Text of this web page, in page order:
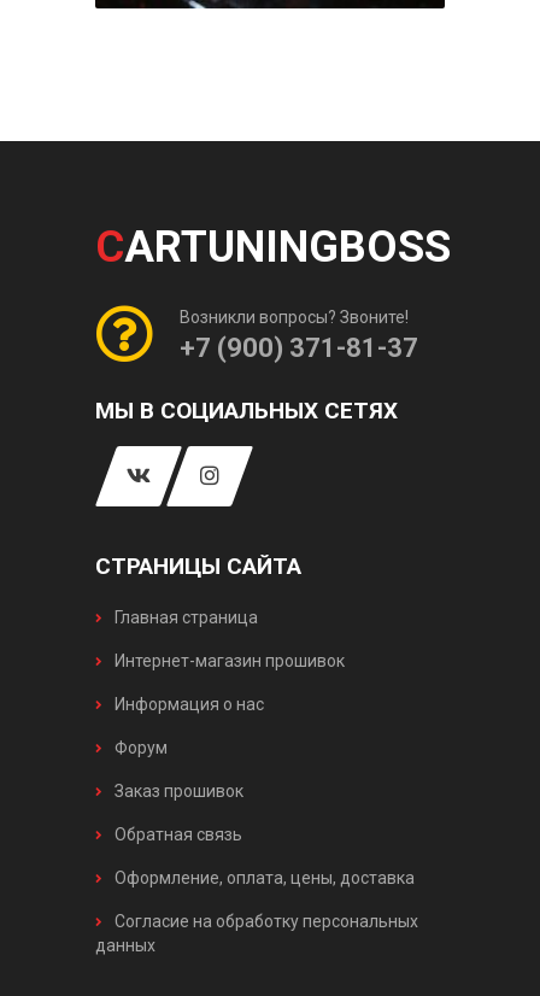
CARTUNINGBOSS
Возникли вопросы? Звоните!
+7 (900) 371-81-37
МЫ В СОЦИАЛЬНЫХ СЕТЯХ
СТРАНИЦЫ САЙТА
Главная страница
Интернет-магазин прошивок
Информация о нас
Форум
Заказ прошивок
Обратная связь
Оформление, оплата, цены, доставка
Согласие на обработку персональных
данных